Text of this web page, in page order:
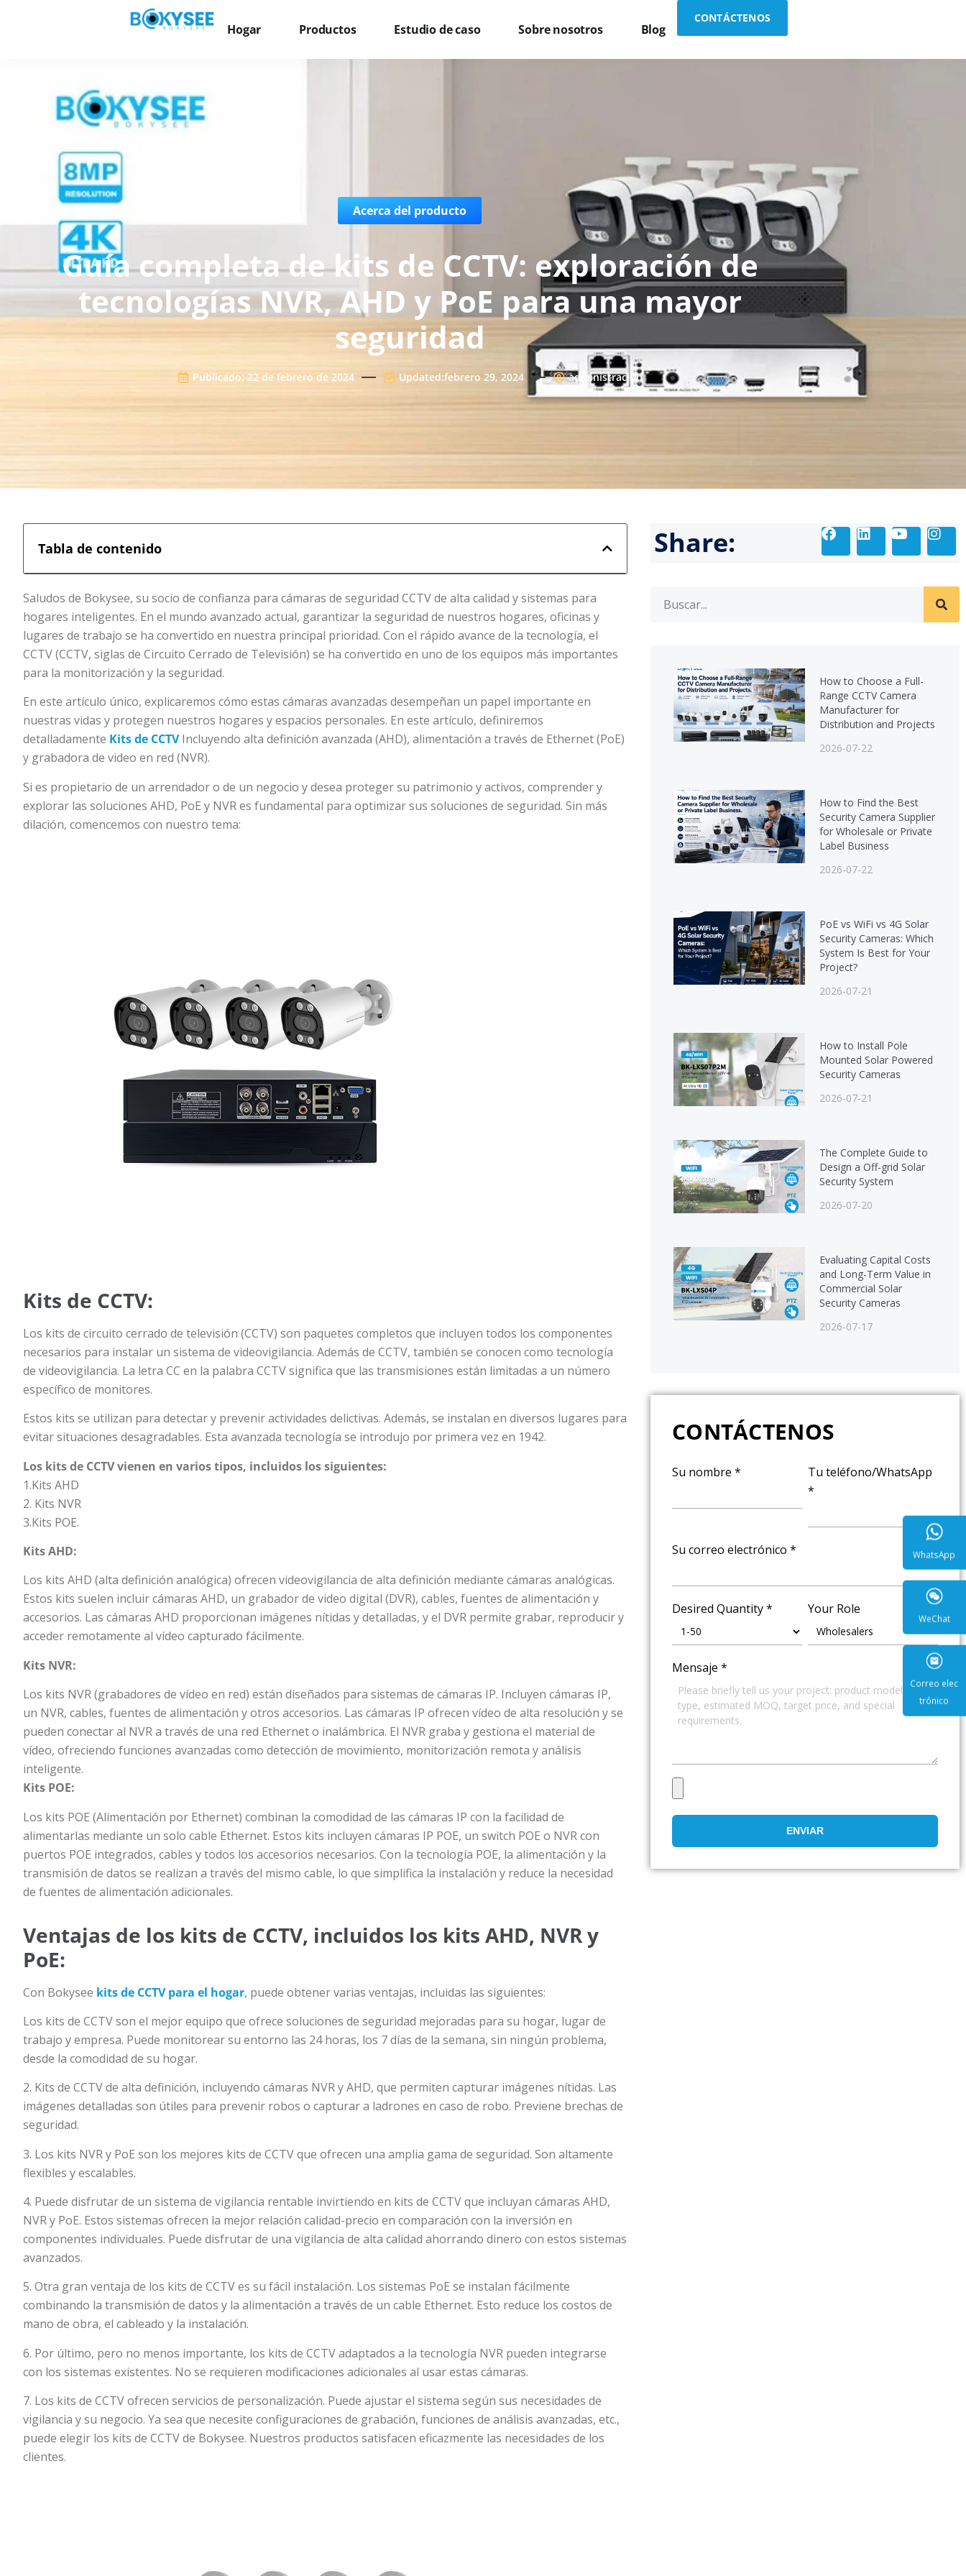
Hogar Productos Estudio de caso Sobre nosotros Blog
CONTÁCTENOS
Acerca del producto
Guía completa de kits de CCTV: exploración de
tecnologías NVR, AHD y PoE para una mayor
seguridad
Publicado: 22 de febrero de 2024 Updated:febrero 29, 2024 administración
Tabla de contenido
Saludos de Bokysee, su socio de confianza para cámaras de seguridad CCTV de alta calidad y sistemas para
hogares inteligentes. En el mundo avanzado actual, garantizar la seguridad de nuestros hogares, oficinas y
lugares de trabajo se ha convertido en nuestra principal prioridad. Con el rápido avance de la tecnología, el
CCTV (CCTV, siglas de Circuito Cerrado de Televisión) se ha convertido en uno de los equipos más importantes
para la monitorización y la seguridad.
En este artículo único, explicaremos cómo estas cámaras avanzadas desempeñan un papel importante en
nuestras vidas y protegen nuestros hogares y espacios personales. En este artículo, definiremos
detalladamente Kits de CCTV Incluyendo alta definición avanzada (AHD), alimentación a través de Ethernet (PoE)
y grabadora de video en red (NVR).
Si es propietario de un arrendador o de un negocio y desea proteger su patrimonio y activos, comprender y
explorar las soluciones AHD, PoE y NVR es fundamental para optimizar sus soluciones de seguridad. Sin más
dilación, comencemos con nuestro tema:
Kits de CCTV:
Los kits de circuito cerrado de televisión (CCTV) son paquetes completos que incluyen todos los componentes
necesarios para instalar un sistema de videovigilancia. Además de CCTV, también se conocen como tecnología
de videovigilancia. La letra CC en la palabra CCTV significa que las transmisiones están limitadas a un número
específico de monitores.
Estos kits se utilizan para detectar y prevenir actividades delictivas. Además, se instalan en diversos lugares para
evitar situaciones desagradables. Esta avanzada tecnología se introdujo por primera vez en 1942.
Los kits de CCTV vienen en varios tipos, incluidos los siguientes:
1.Kits AHD
2. Kits NVR
3.Kits POE.
Kits AHD:
Los kits AHD (alta definición analógica) ofrecen videovigilancia de alta definición mediante cámaras analógicas.
Estos kits suelen incluir cámaras AHD, un grabador de video digital (DVR), cables, fuentes de alimentación y
accesorios. Las cámaras AHD proporcionan imágenes nítidas y detalladas, y el DVR permite grabar, reproducir y
acceder remotamente al vídeo capturado fácilmente.
Kits NVR:
Los kits NVR (grabadores de vídeo en red) están diseñados para sistemas de cámaras IP. Incluyen cámaras IP,
un NVR, cables, fuentes de alimentación y otros accesorios. Las cámaras IP ofrecen vídeo de alta resolución y se
pueden conectar al NVR a través de una red Ethernet o inalámbrica. El NVR graba y gestiona el material de
vídeo, ofreciendo funciones avanzadas como detección de movimiento, monitorización remota y análisis
inteligente.
Kits POE:
Los kits POE (Alimentación por Ethernet) combinan la comodidad de las cámaras IP con la facilidad de
alimentarlas mediante un solo cable Ethernet. Estos kits incluyen cámaras IP POE, un switch POE o NVR con
puertos POE integrados, cables y todos los accesorios necesarios. Con la tecnología POE, la alimentación y la
transmisión de datos se realizan a través del mismo cable, lo que simplifica la instalación y reduce la necesidad
de fuentes de alimentación adicionales.
Ventajas de los kits de CCTV, incluidos los kits AHD, NVR y
PoE:
Con Bokysee kits de CCTV para el hogar, puede obtener varias ventajas, incluidas las siguientes:
Los kits de CCTV son el mejor equipo que ofrece soluciones de seguridad mejoradas para su hogar, lugar de
trabajo y empresa. Puede monitorear su entorno las 24 horas, los 7 días de la semana, sin ningún problema,
desde la comodidad de su hogar.
2. Kits de CCTV de alta definición, incluyendo cámaras NVR y AHD, que permiten capturar imágenes nítidas. Las
imágenes detalladas son útiles para prevenir robos o capturar a ladrones en caso de robo. Previene brechas de
seguridad.
3. Los kits NVR y PoE son los mejores kits de CCTV que ofrecen una amplia gama de seguridad. Son altamente
flexibles y escalables.
4. Puede disfrutar de un sistema de vigilancia rentable invirtiendo en kits de CCTV que incluyan cámaras AHD,
NVR y PoE. Estos sistemas ofrecen la mejor relación calidad-precio en comparación con la inversión en
componentes individuales. Puede disfrutar de una vigilancia de alta calidad ahorrando dinero con estos sistemas
avanzados.
5. Otra gran ventaja de los kits de CCTV es su fácil instalación. Los sistemas PoE se instalan fácilmente
combinando la transmisión de datos y la alimentación a través de un cable Ethernet. Esto reduce los costos de
mano de obra, el cableado y la instalación.
6. Por último, pero no menos importante, los kits de CCTV adaptados a la tecnología NVR pueden integrarse
con los sistemas existentes. No se requieren modificaciones adicionales al usar estas cámaras.
7. Los kits de CCTV ofrecen servicios de personalización. Puede ajustar el sistema según sus necesidades de
vigilancia y su negocio. Ya sea que necesite configuraciones de grabación, funciones de análisis avanzadas, etc.,
puede elegir los kits de CCTV de Bokysee. Nuestros productos satisfacen eficazmente las necesidades de los
clientes.
Share:
How to Choose a Full-
Range CCTV Camera
Manufacturer for
Distribution and Projects
2026-07-22
How to Find the Best
Security Camera Supplier
for Wholesale or Private
Label Business
2026-07-22
PoE vs WiFi vs 4G Solar
Security Cameras: Which
System Is Best for Your
Project?
2026-07-21
How to Install Pole
Mounted Solar Powered
Security Cameras
2026-07-21
The Complete Guide to
Design a Off-grid Solar
Security System
2026-07-20
Evaluating Capital Costs
and Long-Term Value in
Commercial Solar
Security Cameras
2026-07-17
CONTÁCTENOS
Su nombre *
Tu teléfono/WhatsApp
*
Su correo electrónico *
Desired Quantity* Your Role
Mensaje *
ENVIAR
Correo